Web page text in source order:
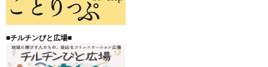
■チルチンびと広場■